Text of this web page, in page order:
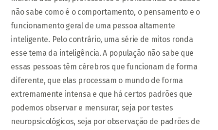
não sabe como é o comportamento, o pensamento e o
funcionamento geral de uma pessoa altamente
inteligente. Pelo contrário, uma série de mitos ronda
esse tema da inteligência. A população não sabe que
essas pessoas têm cérebros que funcionam de forma
diferente, que elas processam o mundo de forma
extremamente intensa e que há certos padrões que
podemos observar e mensurar, seja por testes
neuropsicológicos, seja por observação de padrões de